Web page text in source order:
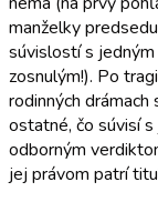
manželky
súvislostí s jedným
zosnulým!). Po
rodinných drámach
ostatné, čo súvisí
odborným
jej právom patrí